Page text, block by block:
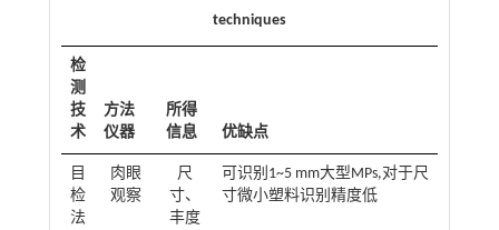
techniques
检
测
技
术
方法
仪器
所得
信息
优缺点
目
检
法
肉眼
观察
尺
寸、
丰度
可识别1~5 mm大型MPs,对于尺
寸微小塑料识别精度低